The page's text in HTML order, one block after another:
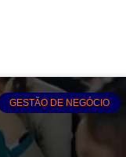
GESTÃO DE NEGÓCIO